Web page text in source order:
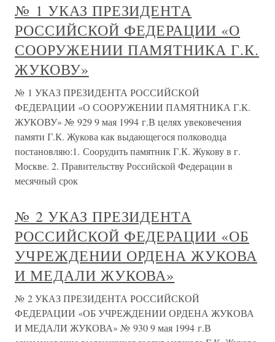
№ 1 УКАЗ ПРЕЗИДЕНТА
РОССИЙСКОЙ ФЕДЕРАЦИИ «О
СООРУЖЕНИИ ПАМЯТНИКА Г.К.
ЖУКОВУ»
№ 1 УКАЗ ПРЕЗИДЕНТА РОССИЙСКОЙ
ФЕДЕРАЦИИ «О СООРУЖЕНИИ ПАМЯТНИКА Г.К.
ЖУКОВУ» № 929 9 мая 1994 г.В целях увековечения
памяти Г.К. Жукова как выдающегося полководца
постановляю:1. Соорудить памятник Г.К. Жукову в г.
Москве. 2. Правительству Российской Федерации в
месячный срок
№ 2 УКАЗ ПРЕЗИДЕНТА
РОССИЙСКОЙ ФЕДЕРАЦИИ «ОБ
УЧРЕЖДЕНИИ ОРДЕНА ЖУКОВА
И МЕДАЛИ ЖУКОВА»
№ 2 УКАЗ ПРЕЗИДЕНТА РОССИЙСКОЙ
ФЕДЕРАЦИИ «ОБ УЧРЕЖДЕНИИ ОРДЕНА ЖУКОВА
И МЕДАЛИ ЖУКОВА» № 930 9 мая 1994 г.В